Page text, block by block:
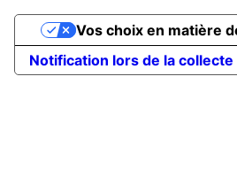
Notification lors de la collecte
Vos choix en matière